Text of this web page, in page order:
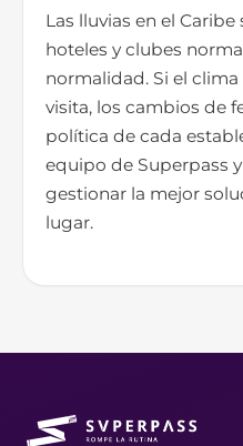
Las lluvias en el Caribe
hoteles y clubes
normalidad. Si el
visita, los cambios de
política de cada
equipo de Superpass
gestionar la mejor
lugar.